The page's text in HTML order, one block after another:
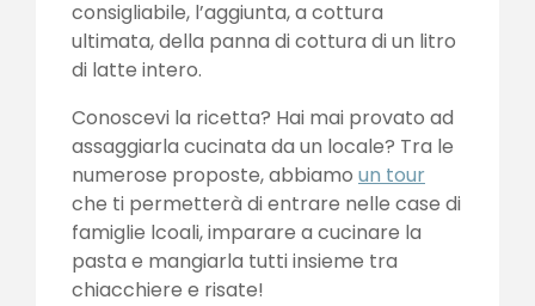
consigliabile, l’aggiunta, a cottura
ultimata, della panna di cottura di un litro
di latte intero.
Conoscevi la ricetta? Hai mai provato ad
assaggiarla cucinata da un locale? Tra le
numerose proposte, abbiamo un tour
che ti permetterà di entrare nelle case di
famiglie lcoali, imparare a cucinare la
pasta e mangiarla tutti insieme tra
chiacchiere e risate!